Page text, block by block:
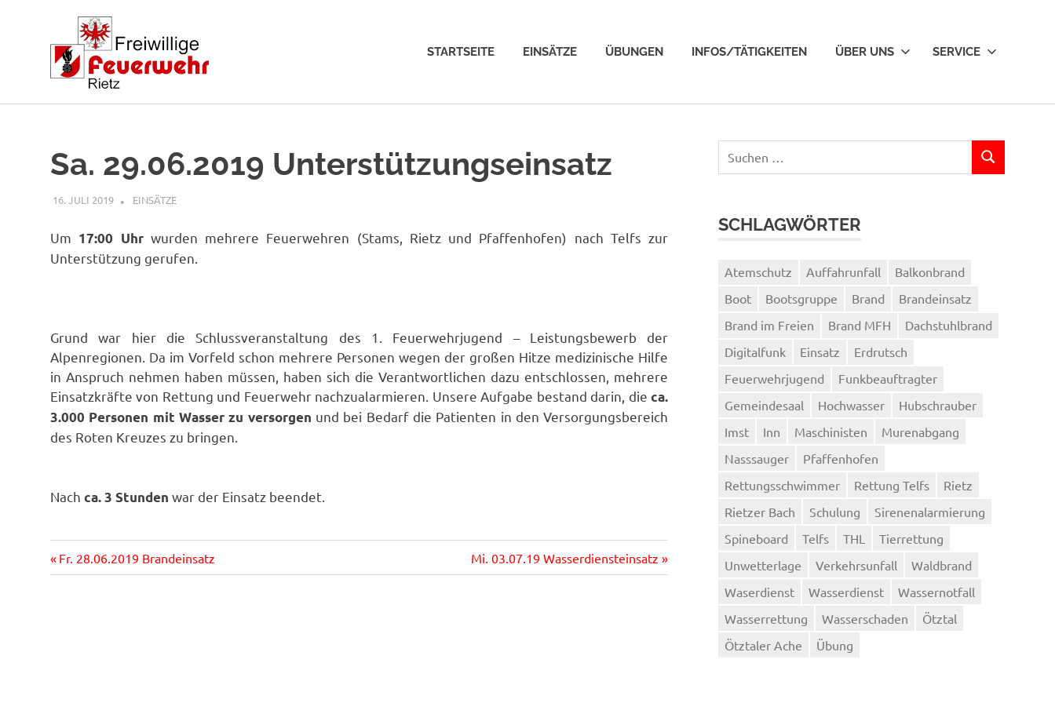
STARTSEITE EINSÄTZE ÜBUNGEN INFOS/TÄTIGKEITEN ÜBER UNS SERVICE
Sa. 29.06.2019 Unterstützungseinsatz
16. JULI 2019 RAINER SCHUCHTER
EINSÄTZE
Um 17:00 Uhrwurden mehrere Feuerwehren (Stams, Rietz und Pfaffenhofen) nach Telfs zur
Unterstützung gerufen.
Grund war hier die Schlussveranstaltung des 1. Feuerwehrjugend – Leistungsbewerb der
Alpenregionen. Da im Vorfeld schon mehrere Personen wegen der großen Hitze medizinische Hilfe
in Anspruch nehmen haben müssen, haben sich die Verantwortlichen dazu entschlossen, mehrere
Einsatzkräfte von Rettung und Feuerwehr nachzualarmieren. Unsere Aufgabe bestand darin, dieca.
3.000 Personen mit Wasser zu versorgen und bei Bedarf die Patienten in den Versorgungsbereich
des Roten Kreuzes zu bringen.
Nach ca. 3 Stunden war der Einsatz beendet.
Beitragsnavigation
Vorheriger
Beitrag:
Fr. 28.06.2019 Brandeinsatz
Nächster
Beitrag:
Mi. 03.07.19 Wasserdiensteinsatz
nach:
SUCHEN
SCHLAGWÖRTER
Atemschutz Auffahrunfall
Balkonbrand
Boot
Bootsgruppe Brand
Brandeinsatz
Brand im Freien
Brand MFH
Dachstuhlbrand
Digitalfunk
Einsatz
Erdrutsch
Feuerwehrjugend
Funkbeauftragter
Gemeindesaal
Hochwasser
Hubschrauber
Imst
Inn Maschinisten
Murenabgang
Nasssauger
Pfaffenhofen
Rettungsschwimmer
Rettung Telfs
Rietz
Rietzer Bach
Schulung
Sirenenalarmierung
Spineboard
Telfs THL
Tierrettung
Unwetterlage
Verkehrsunfall
Waldbrand
Waserdienst
Wasserdienst
Wassernotfall
Wasserrettung
Wasserschaden
Ötztal
Ötztaler Ache
Übung